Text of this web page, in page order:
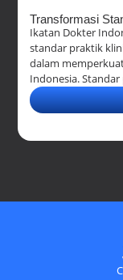
Transformasi
Ikatan Dokter
standar praktik
dalam
Indonesia.